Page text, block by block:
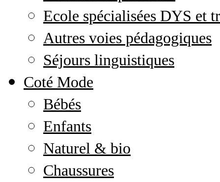
Ecole spécialisées DYS et
Autres voies pédagogiques
Séjours linguistiques
Coté Mode
Bébés
Enfants
Naturel & bio
Chaussures